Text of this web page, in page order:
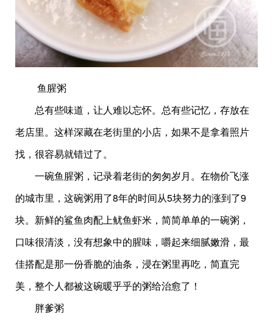
鱼腥粥
总有些味道，让人难以忘怀。总有些记忆，存放在
老店里。这样深藏在老街里的小店，如果不是拿着照片
找，很容易就错过了。
一碗鱼腥粥，记录着老街的匆匆岁月。在物价飞涨
的城市里，这碗粥用了8年的时间从5块努力的涨到了9
块。新鲜的鲨鱼肉配上鱿鱼虾米，简简单单的一碗粥，
口味很清淡，没有想象中的腥味，嚼起来细腻嫩滑，最
佳搭配是那一份香脆的油条，浸在粥里再吃，简直完
美，整个人都被这碗暖乎乎的粥给治愈了！
胖爹粥